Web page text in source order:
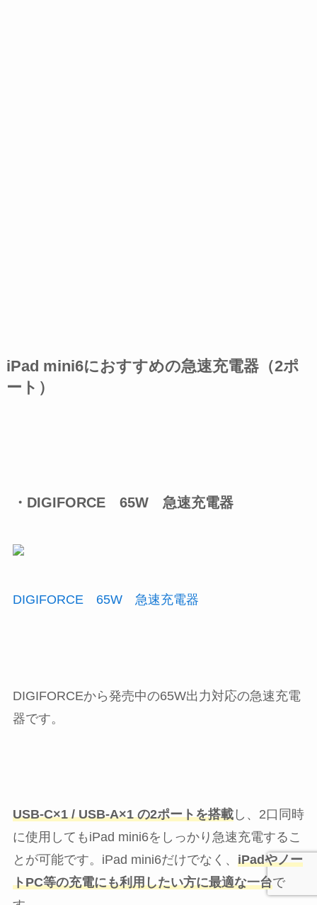
iPad mini6におすすめの急速充電器（2ポ
ート）
・DIGIFORCE 65W 急速充電器
DIGIFORCE 65W 急速充電器
DIGIFORCEから発売中の65W出力対応の急速充電
器です。
USB-C×1 / USB-A×1 の2ポートを搭載し、2口同時
に使用してもiPad mini6をしっかり急速充電するこ
とが可能です。iPad mini6だけでなく、 iPadやノー
トPC等の充電にも利用したい方に最適な一台で